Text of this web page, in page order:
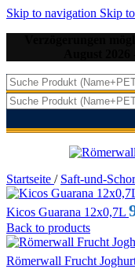
Skip to navigation Skip
Startseite / Saft-und-
Kicos Guarana 12x0,7L
Back to products
Römerwall Frucht